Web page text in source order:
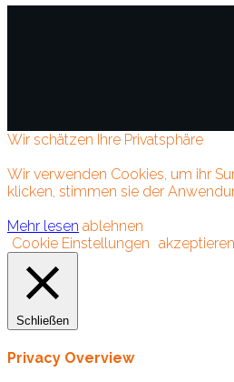
Wir schätzen Ihre Privatsphäre
Wir verwenden Cookies, um ihr
klicken, stimmen sie der
Mehr lesen ablehnen
Cookie Einstellungen akzeptieren
Schließen
Privacy Overview